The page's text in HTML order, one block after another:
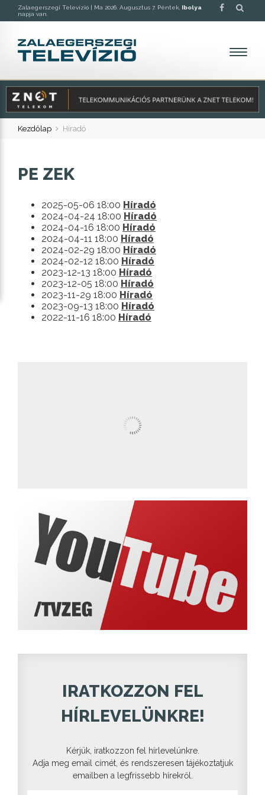
Zalaegerszegi Televízió | Ma 2026. Augusztus 7. Péntek, Ibolya
napja van.
Kezdőlap Híradó
PE ZEK
2025-05-06 18:00 Híradó
2024-04-24 18:00 Híradó
2024-04-16 18:00 Híradó
2024-04-11 18:00 Híradó
2024-02-29 18:00 Híradó
2024-02-12 18:00 Híradó
2023-12-13 18:00 Híradó
2023-12-05 18:00 Híradó
2023-11-29 18:00 Híradó
2023-09-13 18:00 Híradó
2022-11-16 18:00 Híradó
IRATKOZZON FEL
HÍRLEVELÜNKRE!
Kérjük, iratkozzon fel hírlevelünkre.
Adja meg email címét, és rendszeresen tájékoztatjuk
emailben a legfrissebb hírekről.